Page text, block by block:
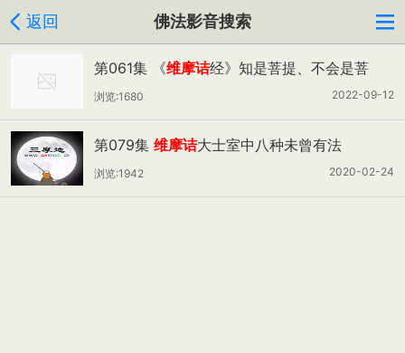
返回 佛法影音搜索
第061集 《维摩诘经》知是菩提、不会是菩
提，如何解读？
2022-09-12
浏览:1680
第079集 维摩诘大士室中八种未曾有法
2020-02-24
浏览:1942